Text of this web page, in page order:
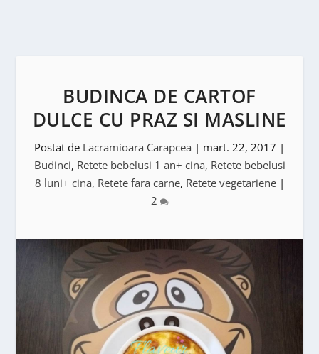
BUDINCA DE CARTOF
DULCE CU PRAZ SI MASLINE
Postat de Lacramioara Carapcea | mart. 22, 2017 |
Budinci, Retete bebelusi 1 an+ cina, Retete bebelusi
8 luni+ cina, Retete fara carne, Retete vegetariene|
2